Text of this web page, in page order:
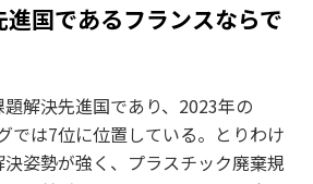
国であるフランスならで
解決先進国であり、2023年の
では7位に位置している。とりわけ
姿勢が強く、プラスチック廃棄規